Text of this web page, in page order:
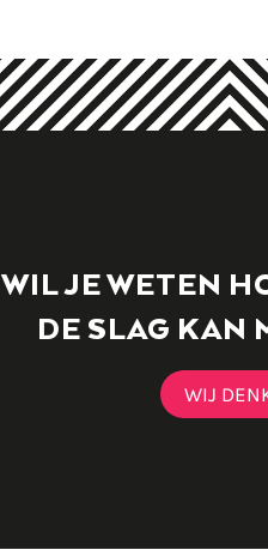
WIL JE WETEN
DE SLAG KAN
WIJ